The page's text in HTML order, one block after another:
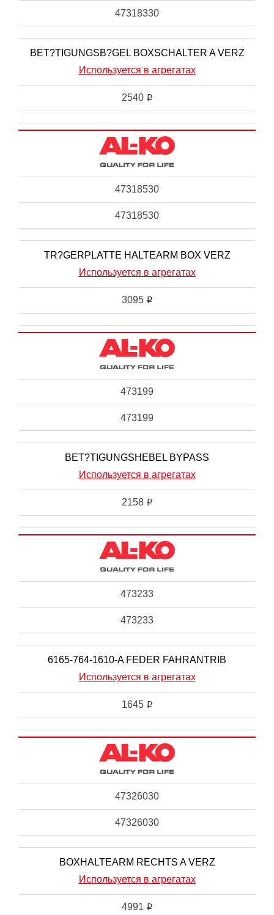
47318330
BET?TIGUNGSB?GEL BOXSCHALTER A VERZ
Используется в агрегатах
2540 i
47318530
47318530
TR?GERPLATTE HALTEARM BOX VERZ
Используется в агрегатах
3095 i
473199
473199
BET?TIGUNGSHEBEL BYPASS
Используется в агрегатах
2158 i
473233
473233
6165-764-1610-A FEDER FAHRANTRIB
Используется в агрегатах
1645 i
47326030
47326030
BOXHALTEARM RECHTS A VERZ
Используется в агрегатах
4991 i